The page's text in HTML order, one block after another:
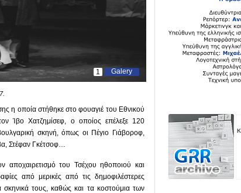
Galery
1
η οποία στήθηκε στο φουαγιέ του Εθνικού
Ίβο Χατζημίσεφ, ο οποίος επέλεξε 120
σκηνή, όπως οι Πέγιο Γιάβοροφ,
Στέφαν Γκέτσοφ…
του Τσέχου ηθοποιού και
από μερικές από τις δημοφιλέστερες
τους, καθώς και τα κοστούμια των